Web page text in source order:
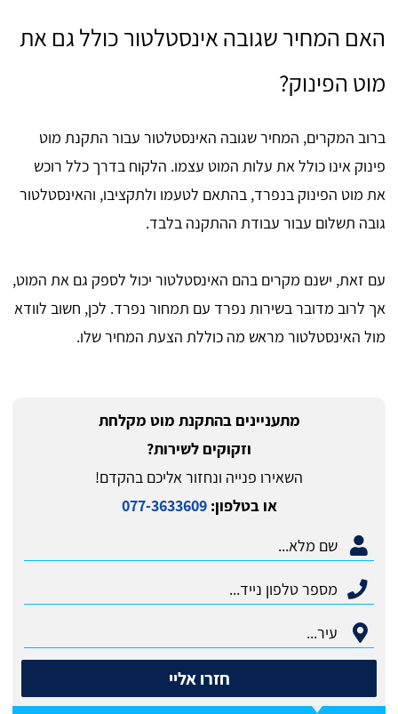
האם המחיר שגובה אינסטלטור כולל גם את
מוט הפינוק?
ברוב המקרים, המחיר שגובה האינסטלטור עבור התקנת מוט
פינוק אינו כולל את עלות המוט עצמו. הלקוח בדרך כלל רוכש
את מוט הפינוק בנפרד, בהתאם לטעמו ולתקציבו, והאינסטלטור
גובה תשלום עבור עבודת ההתקנה בלבד.
עם זאת, ישנם מקרים בהם האינסטלטור יכול לספק גם את המוט,
אך לרוב מדובר בשירות נפרד עם תמחור נפרד. לכן, חשוב לוודא
מול האינסטלטור מראש מה כוללת הצעת המחיר שלו.
מתעניינים בהתקנת מוט מקלחת
וזקוקים לשירות?
השאירו פנייה ונחזור אליכם בהקדם!
או בטלפון:077-3633609
חזרו אליי